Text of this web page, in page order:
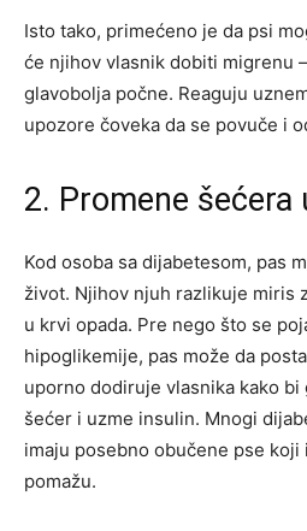
Isto tako, primećeno je da psi
će njihov vlasnik dobiti migrenu
glavobolja počne. Reaguju
upozore čoveka da se povuče i
2. Promene šećera
Kod osoba sa dijabetesom, pas
život. Njihov njuh razlikuje miris
u krvi opada. Pre nego što se
hipoglikemije, pas može da
uporno dodiruje vlasnika kako
šećer i uzme insulin. Mnogi
imaju posebno obučene pse koji
pomažu.